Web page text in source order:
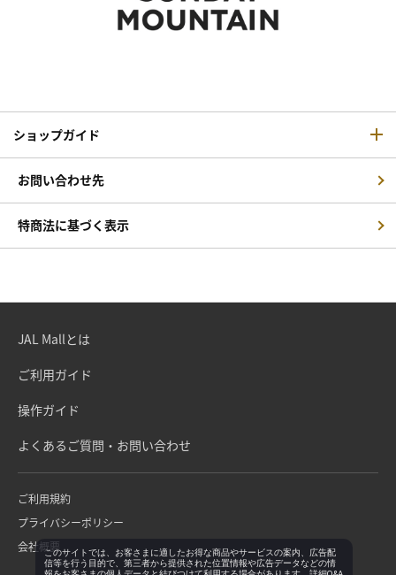
ショップガイド
お問い合わせ先
特商法に基づく表示
JAL Mallとは
ご利用ガイド
操作ガイド
よくあるご質問・お問い合わせ
ご利用規約
プライバシーポリシー
会社概要このサイトでは、お客さまに適したお得な商品やサービスの案内、広告配
信等を行う目的で、第三者から提供された位置情報や広告データなどの情